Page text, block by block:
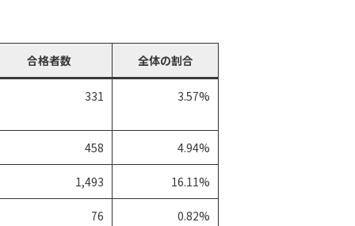
合格者数 全体の割合
331 3.57%
458 4.94%
1,493 16.11%
76 0.82%